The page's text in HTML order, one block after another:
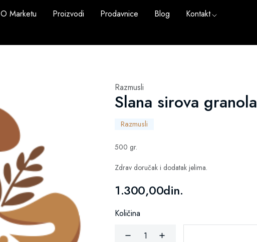
O Marketu Proizvodi Prodavnice Blog Kontakt
Razmusli
Slana sirova granola
Razmusli
500 gr.
Zdrav doručak i dodatak jelima.
1.300,00din.
Količina